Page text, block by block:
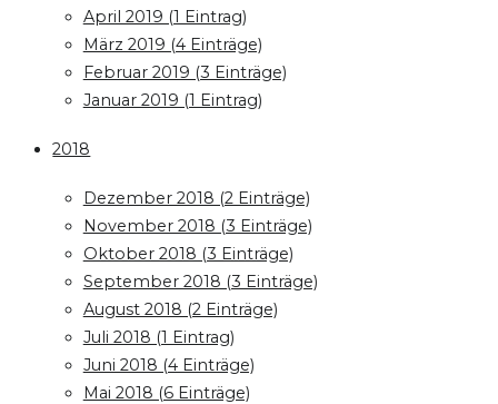
April 2019 (1 Eintrag)
März 2019 (4 Einträge)
Februar 2019 (3 Einträge)
Januar 2019 (1 Eintrag)
2018
Dezember 2018 (2 Einträge)
November 2018 (3 Einträge)
Oktober 2018 (3 Einträge)
September 2018 (3 Einträge)
August 2018 (2 Einträge)
Juli 2018 (1 Eintrag)
Juni 2018 (4 Einträge)
Mai 2018 (6 Einträge)